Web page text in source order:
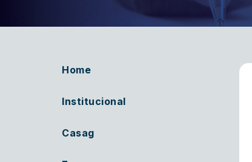
Home
Institucional
Casag